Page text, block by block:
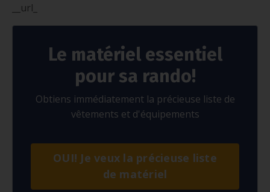
__url_
Le matériel essentiel
pour sa rando!
Obtiens immédiatement la précieuse liste de
vêtements et d'équipements
OUI! Je veux la précieuse liste
de matériel